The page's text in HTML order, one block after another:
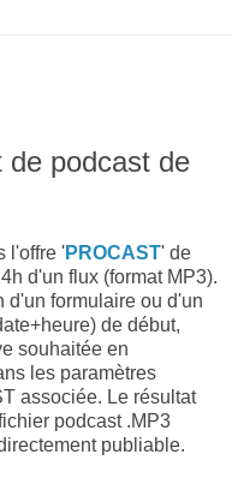
de podcast de
l'offre 'PROCAST' de
d'un flux (format MP3).
d'un formulaire ou d'un
de début,
souhaitée en
les paramètres
associée. Le résultat
podcast .MP3
publiable.